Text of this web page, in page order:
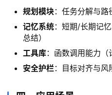
规划模块：任务分解与路
记忆系统：短期/长期记
总结）
工具库：函数调用能力（
安全护栏：目标对齐与风